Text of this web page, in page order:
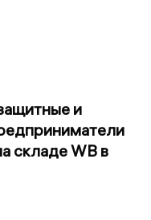
и
складе WB в